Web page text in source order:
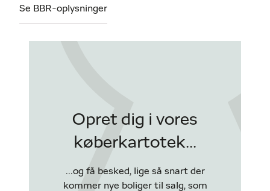
Se BBR-oplysninger
Opret dig i vores
køberkartotek...
...og få besked, lige så snart der
kommer nye boliger til salg, som